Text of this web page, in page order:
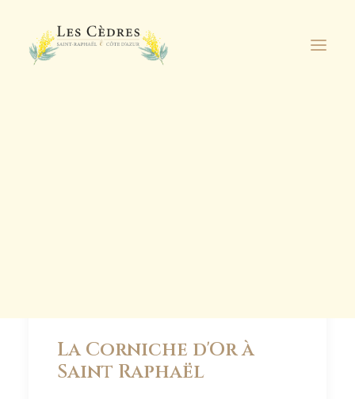
La Corniche d'Or à
Saint Raphaël
Découvrez nos
nouveaux
appartements de